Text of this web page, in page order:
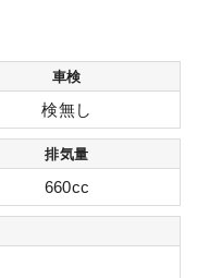
車検
検無し
排気量
660cc